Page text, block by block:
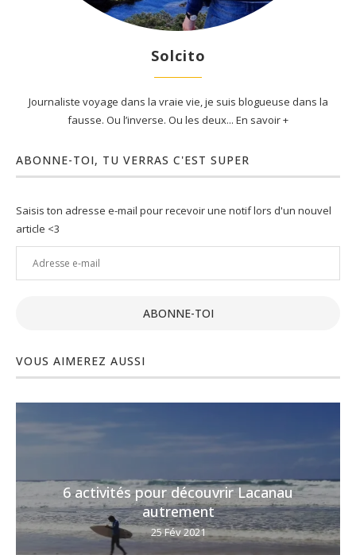
Solcito
Journaliste voyage dans la vraie vie, je suis blogueuse dans la
fausse. Ou l’inverse. Ou les deux... En savoir +
ABONNE-TOI, TU VERRAS C'EST SUPER
Saisis ton adresse e-mail pour recevoir une notif lors d'un nouvel
article <3
Adresse
e-
ABONNE-TOI
VOUS AIMEREZ AUSSI
6 activités pour découvrir Lacanau
autrement
25 Fév 2021